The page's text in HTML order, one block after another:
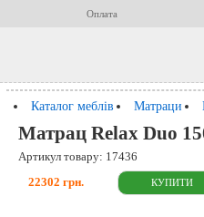
Оплата
Каталог меблів Матраци
Матрац Relax Duo
Артикул товару: 17436
22302 грн.